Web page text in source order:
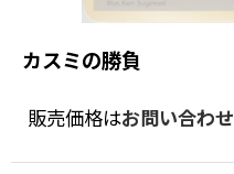
カスミの勝負
販売価格はお問い合わせ